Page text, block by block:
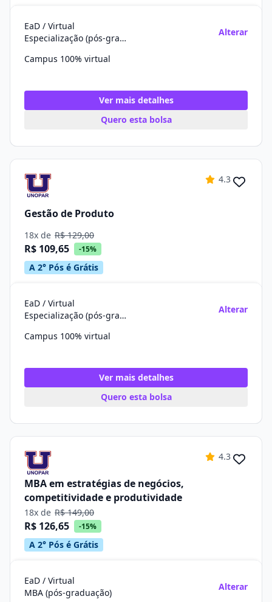
EaD / Virtual
Especialização (pós-graduação)
Alterar
Campus 100% virtual
Ver mais detalhes
Quero esta bolsa
4.3
Gestão de Produto
18x de R$ 129,00
R$ 109,65 -15%
A 2° Pós é Grátis
EaD / Virtual
Especialização (pós-graduação)
Alterar
Campus 100% virtual
Ver mais detalhes
Quero esta bolsa
4.3
MBA em estratégias de negócios,
competitividade e produtividade
18x de R$ 149,00
R$ 126,65 -15%
A 2° Pós é Grátis
EaD / Virtual
MBA (pós-graduação)
Alterar